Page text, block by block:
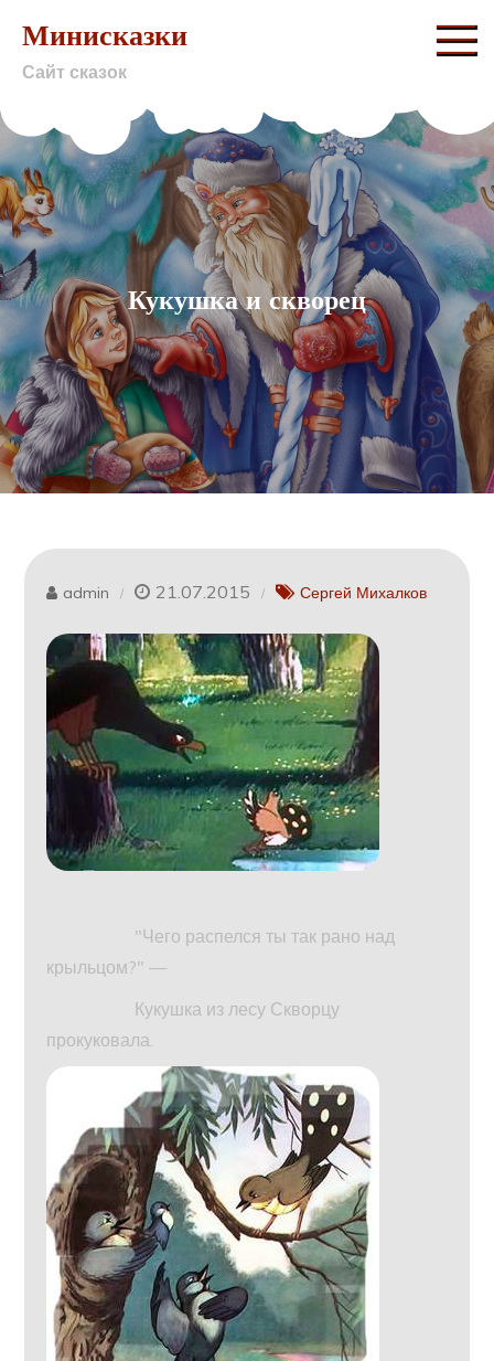
content
Минисказки
Сайт сказок
Кукушка и скворец
admin 21.07.2015 Сергей Михалков
"Чего распелся ты так рано над
крыльцом?" —
Кукушка из лесу Скворцу
прокуковала.